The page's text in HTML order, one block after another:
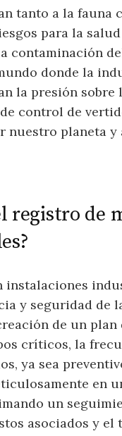
tanto a la fauna
para la
contaminación
donde la
la presión sobre
control de
nuestro planeta
registro de
y seguridad de
de un plan
críticos, la
ya sea
en
un
asociados y